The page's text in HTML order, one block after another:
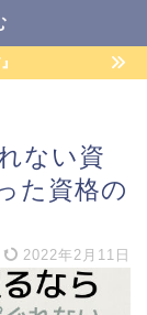
ない資
た資格の
2022年2月11日